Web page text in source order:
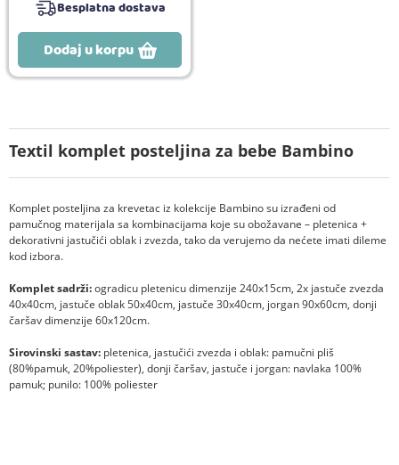
Besplatna dostava
Dodaj u korpu
Textil komplet posteljina za bebe Bambino
Komplet posteljina za krevetac iz kolekcije Bambino su izrađeni od
pamučnog materijala sa kombinacijama koje su obožavane – pletenica +
dekorativni jastučići oblak i zvezda, tako da verujemo da nećete imati dileme
kod izbora.
Komplet sadrži:ogradicu pletenicu dimenzije 240x15cm, 2x jastuče zvezda
40x40cm, jastuče oblak 50x40cm, jastuče 30x40cm, jorgan 90x60cm, donji
čaršav dimenzije 60x120cm.
Sirovinski sastav: pletenica, jastučići zvezda i oblak: pamučni pliš
(80%pamuk, 20%poliester), donji čaršav, jastuče i jorgan: navlaka 100%
pamuk; punilo: 100% poliester